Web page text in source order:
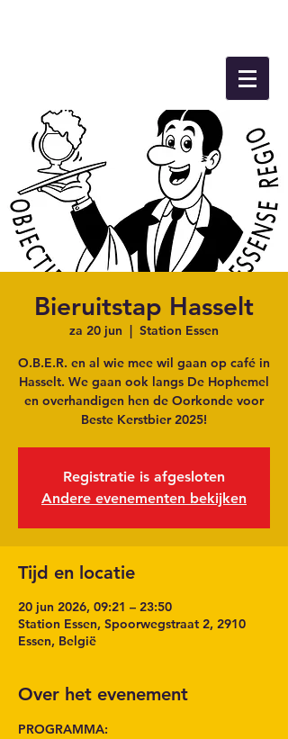
Bieruitstap Hasselt
za 20 jun
  |
Station Essen
O.B.E.R. en al wie mee wil gaan op café in
Hasselt. We gaan ook langs De Hophemel
en overhandigen hen de Oorkonde voor
Beste Kerstbier 2025!
Registratie is afgesloten
Andere evenementen bekijken
Tijd en locatie
20 jun 2026, 09:21 – 23:50
Station Essen, Spoorwegstraat 2, 2910
Essen, België
Over het evenement
PROGRAMMA: